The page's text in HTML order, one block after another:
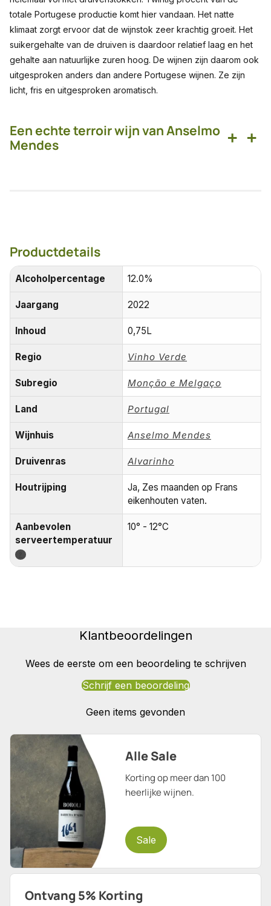
totale Portugese productie komt hier vandaan. Het natte
klimaat zorgt ervoor dat de wijnstok zeer krachtig groeit. Het
suikergehalte van de druiven is daardoor relatief laag en het
gehalte aan natuurlijke zuren hoog. De wijnen zijn daarom ook
uitgesproken anders dan andere Portugese wijnen. Ze zijn
licht, fris en uitgesproken aromatisch.
Een echte terroir wijn van Anselmo
Mendes
+ +
Productdetails
Alcoholpercentage 12.0%
Jaargang 2022
Inhoud 0,75L
Regio Vinho Verde
Subregio Monção e Melgaço
Land Portugal
Wijnhuis Anselmo Mendes
Druivenras Alvarinho
Houtrijping
Ja, Zes maanden op Frans
eikenhouten vaten.
Aanbevolen
serveertemperatuur
10° - 12°C
Klantbeoordelingen
Wees de eerste om een beoordeling te schrijven
Schrijf een beoordeling
Geen items gevonden
Alle Sale
Korting op meer dan 100
heerlijke wijnen.
Sale
Ontvang 5% Korting